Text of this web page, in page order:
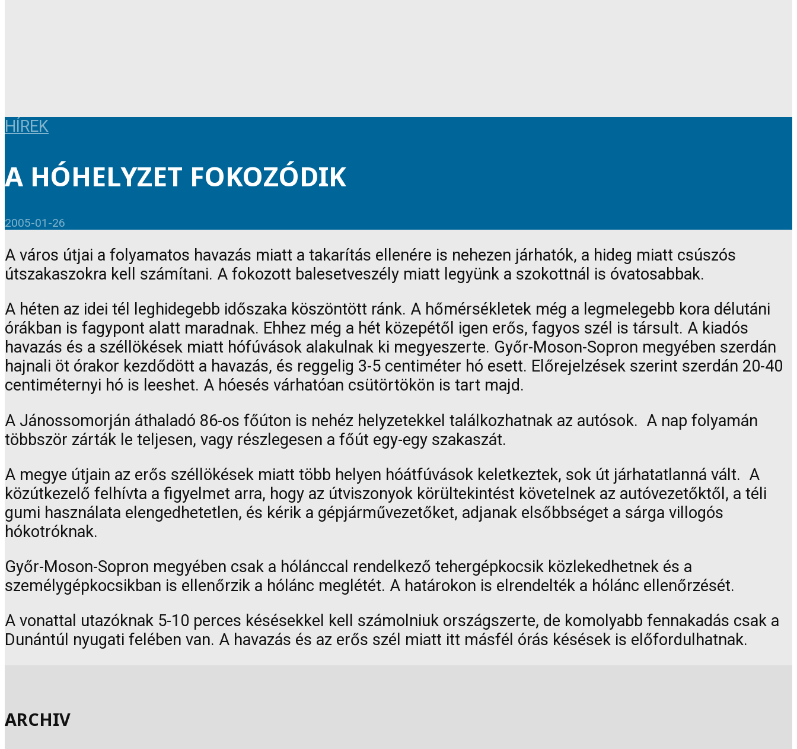
HÍREK
A HÓHELYZET FOKOZÓDIK
2005-01-26
A város útjai a folyamatos havazás miatt a takarítás ellenére is nehezen járhatók, a hideg miatt csúszós
útszakaszokra kell számítani. A fokozott balesetveszély miatt legyünk a szokottnál is óvatosabbak.
A héten az idei tél leghidegebb időszaka köszöntött ránk. A hőmérsékletek még a legmelegebb kora délutáni
órákban is fagypont alatt maradnak. Ehhez még a hét közepétől igen erős, fagyos szél is társult. A kiadós
havazás és a széllökések miatt hófúvások alakulnak ki megyeszerte. Győr-Moson-Sopron megyében szerdán
hajnali öt órakor kezdődött a havazás, és reggelig 3-5 centiméter hó esett. Előrejelzések szerint szerdán 20-40
centiméternyi hó is leeshet. A hóesés várhatóan csütörtökön is tart majd.
A Jánossomorján áthaladó 86-os főúton is nehéz helyzetekkel találkozhatnak az autósok. A nap folyamán
többször zárták le teljesen, vagy részlegesen a főút egy-egy szakaszát.
A megye útjain az erős széllökések miatt több helyen hóátfúvások keletkeztek, sok út járhatatlanná vált. A
közútkezelő felhívta a figyelmet arra, hogy az útviszonyok körültekintést követelnek az autóvezetőktől, a téli
gumi használata elengedhetetlen, és kérik a gépjárművezetőket, adjanak elsőbbséget a sárga villogós
hókotróknak.
Győr-Moson-Sopron megyében csak a hólánccal rendelkező tehergépkocsik közlekedhetnek és a
személygépkocsikban is ellenőrzik a hólánc meglétét. A határokon is elrendelték a hólánc ellenőrzését.
A vonattal utazóknak 5-10 perces késésekkel kell számolniuk országszerte, de komolyabb fennakadás csak a
Dunántúl nyugati felében van. A havazás és az erős szél miatt itt másfél órás késések is előfordulhatnak.
ARCHIV